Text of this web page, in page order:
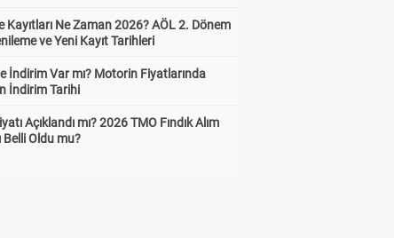
Kayıtları Ne Zaman 2026? AÖL 2. Dönem
ve Yeni Kayıt Tarihleri
İndirim Var mı? Motorin Fiyatlarında
İndirim Tarihi
Açıklandı mı? 2026 TMO Fındık Alım
Belli Oldu mu?